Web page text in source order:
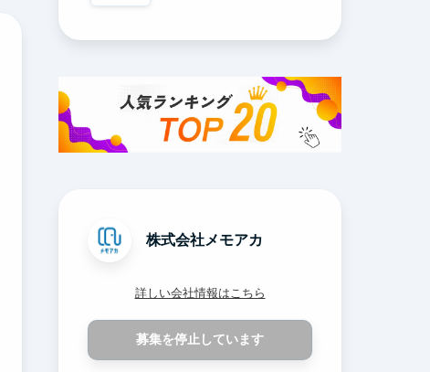
株式会社メモアカ
詳しい会社情報はこちら
募集を停止しています